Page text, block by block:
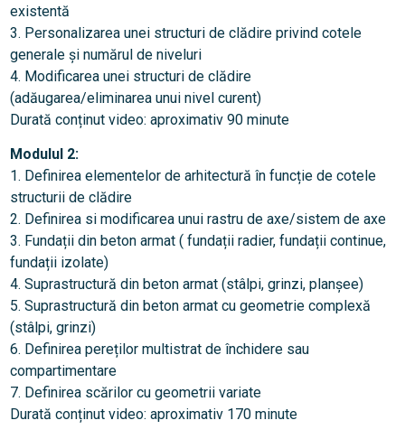
existentă
3. Personalizarea unei structuri de clădire privind cotele
generale și numărul de niveluri
4. Modificarea unei structuri de clădire
(adăugarea/eliminarea unui nivel curent)
Durată conținut video: aproximativ 90 minute
Modulul 2:
1. Definirea elementelor de arhitectură în funcție de cotele
structurii de clădire
2. Definirea si modificarea unui rastru de axe/sistem de axe
3. Fundații din beton armat ( fundații radier, fundații continue,
fundații izolate)
4. Suprastructură din beton armat (stâlpi, grinzi, planșee)
5. Suprastructură din beton armat cu geometrie complexă
(stâlpi, grinzi)
6. Definirea pereților multistrat de închidere sau
compartimentare
7. Definirea scărilor cu geometrii variate
Durată conținut video: aproximativ 170 minute